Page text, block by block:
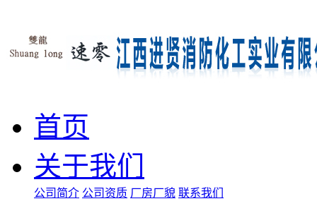
首页
关于我们
公司简介 公司资质 厂房厂貌 联系我们